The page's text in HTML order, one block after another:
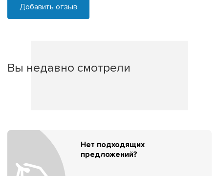
Добавить отзыв
Вы недавно смотрели
Нет подходящих
предложений?